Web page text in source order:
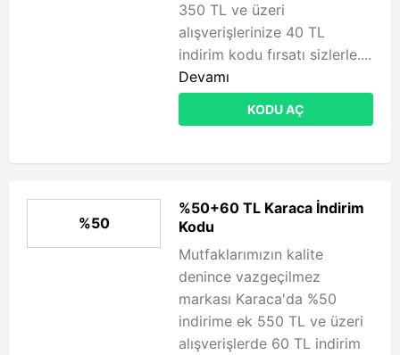
350 TL ve üzeri
alışverişlerinize 40 TL
indirim kodu fırsatı sizlerle....
Devamı
KODU AÇ
%50
%50+60 TL Karaca İndirim
Kodu
Mutfaklarımızın kalite
denince vazgeçilmez
markası Karaca'da %50
indirime ek 550 TL ve üzeri
alışverişlerde 60 TL indirim